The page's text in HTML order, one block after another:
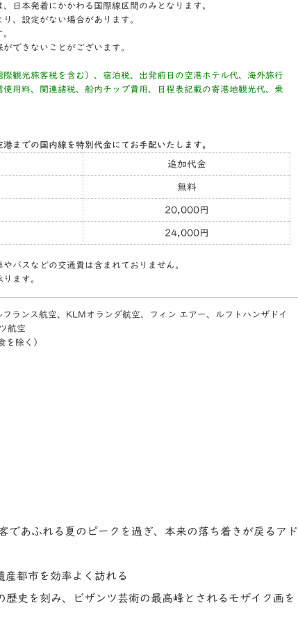
日本発着にかかわる国際線区間のみとなります。
、設定がない場合があります。
できないことがございます。
観光旅客税を含む）、宿泊税、出発前日の空港ホテル代、海外旅行
用料、関連諸税、船内チップ費用、日程表記載の寄港地観光代、乗
までの国内線を特別代金にてお手配いたします。
追加代金
無料
20,000円
24,000円
バスなどの交通費は含まれておりません。
ます。
ランス航空、KLMオランダ航空、フィン エアー、ルフトハンザドイ
航空
除く）
あふれる夏のピークを過ぎ、本来の落ち着きが戻るアド
都市を効率よく訪れる
史を刻み、ビザンツ芸術の最高峰とされるモザイク画を